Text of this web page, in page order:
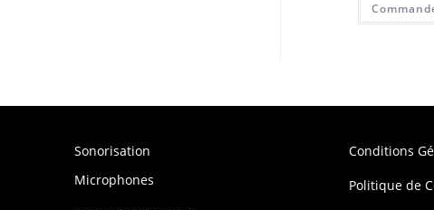
Sonorisation
Microphones
Conditions
Politique de